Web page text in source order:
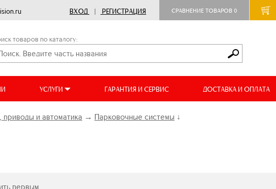
ВХОД | РЕГИСТРАЦИЯ СРАВНЕНИЕ ТОВАРОВ 0
товаров по каталогу:
УСЛУГИ ГАРАНТИЯ И СЕРВИС ДОСТАВКА И ОПЛАТА
и автоматика → Парковочные системы ↓
первым